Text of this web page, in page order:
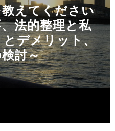
えてください
法的整理と私
デメリット、
討～